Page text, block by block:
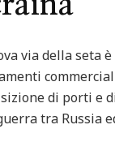
via della seta
di porti e
tra Russia